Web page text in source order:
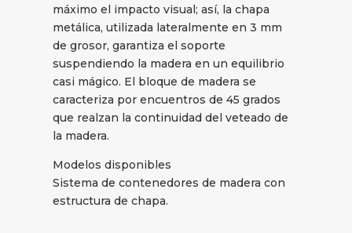
máximo el impacto visual; así, la chapa
metálica, utilizada lateralmente en 3 mm
de grosor, garantiza el soporte
suspendiendo la madera en un equilibrio
casi mágico. El bloque de madera se
caracteriza por encuentros de 45 grados
que realzan la continuidad del veteado de
la madera.
Modelos disponibles
Sistema de contenedores de madera con
estructura de chapa.